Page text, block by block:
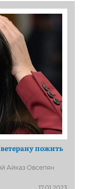
пожить
Айказ Овсепян